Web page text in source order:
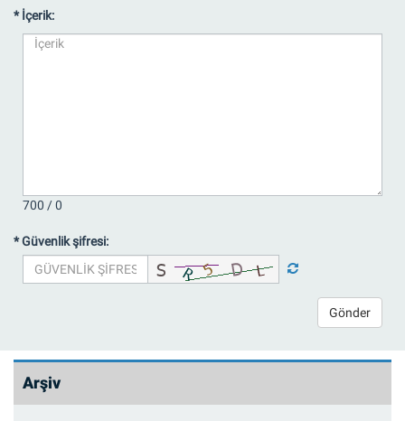
* İçerik:
700 /0
* Güvenlik şifresi:
Gönder
Arşiv